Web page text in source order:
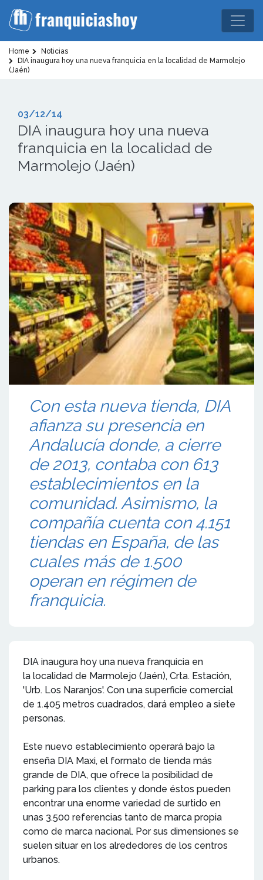
Home
Noticias
DIA inaugura hoy una nueva franquicia en la localidad de Marmolejo
(Jaén)
03/12/14
DIA inaugura hoy una nueva
franquicia en la localidad de
Marmolejo (Jaén)
Con esta nueva tienda, DIA
afianza su presencia en
Andalucía donde, a cierre
de 2013, contaba con 613
establecimientos en la
comunidad. Asimismo, la
compañía cuenta con 4.151
tiendas en España, de las
cuales más de 1.500
operan en régimen de
franquicia.
DIA inaugura hoy una nueva franquicia en
la localidad de Marmolejo (Jaén), Crta. Estación,
'Urb. Los Naranjos'. Con una superficie comercial
de 1.405 metros cuadrados, dará empleo a siete
personas.
Este nuevo establecimiento operará bajo la
enseña DIA Maxi, el formato de tienda más
grande de DIA, que ofrece la posibilidad de
parking para los clientes y donde éstos pueden
encontrar una enorme variedad de surtido en
unas 3.500 referencias tanto de marca propia
como de marca nacional. Por sus dimensiones se
suelen situar en los alrededores de los centros
urbanos.